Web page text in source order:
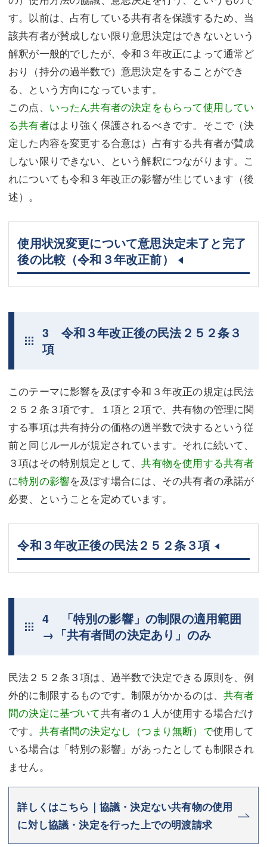
す。以前は、占有している共有者を保護するため、当
該共有者が賛成しない限り意思決定はできないという
解釈が一般的でしたが、令和３年改正によって通常ど
おり（持分の過半数で）意思決定をすることができ
る、という方向になっています。
この点、 いったん共有者の決定をもらって使用してい
る共有者はより強く保護されるべきです。そこで（決
定した内容を変更する合意は）占有する共有者が賛成
しない限りできない、という解釈につながります。こ
れについても令和３年改正の影響が生じています（後
述）。
使用状況変更について意思決定未了と完了
後の比較（令和３年改正前）
3 令和３年改正後の民法２５２条３
項
このテーマに影響を及ぼす令和３年改正の規定は民法
２５２条３項です。１項と２項で、共有物の管理に関
する事項は共有持分の価格の過半数で決するという従
前と同じルールが規定されています。それに続いて、
３項はその特別規定として、共有物を使用する共有者
に特別の影響を及ぼす場合には、その共有者の承諾が
必要、ということを定めています。
令和３年改正後の民法２５２条３項
4 「特別の影響」の制限の適用範囲
→「共有者間の決定あり」のみ
民法２５２条３項は、過半数で決定できる原則を、例
外的に制限するものです。制限がかかるのは、 共有者
間の決定に基づいて共有者の１人が使用する場合だけ
です。 共有者間の決定なし（つまり無断）で使用して
いる場合は「特別の影響」があったとしても制限され
ません。
詳しくはこちら｜協議・決定ない共有物の使用
に対し協議・決定を行った上での明渡請求